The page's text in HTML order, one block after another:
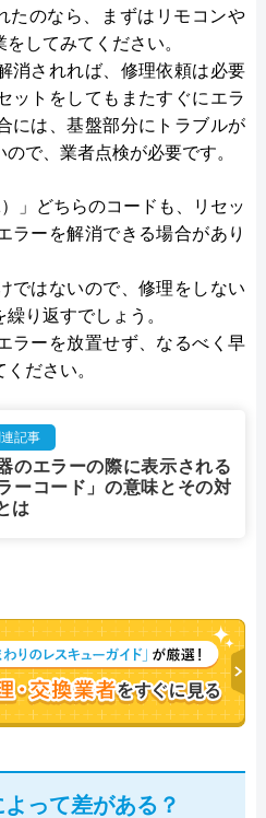
たのなら、まずはリモコンや
してみてください。
消されれば、修理依頼は必要
ットをしてもまたすぐにエラ
には、基盤部分にトラブルが
で、業者点検が必要です。
」どちらのコードも、リセッ
ラーを解消できる場合があり
ではないので、修理をしない
り返すでしょう。
ラーを放置せず、なるべく早
ださい。
記事
のエラーの際に表示される
ラーコード」の意味とその対
は
って差がある？